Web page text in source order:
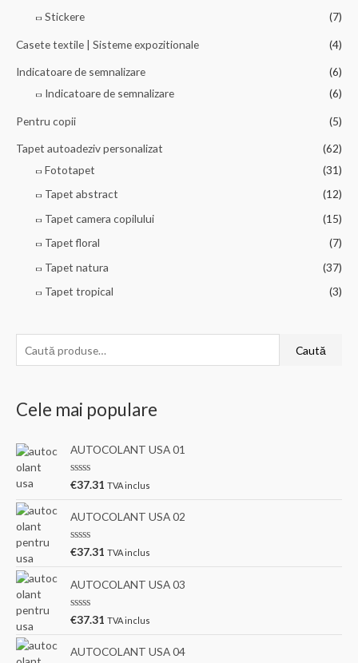
Stickere
(7)
Casete textile | Sisteme expozitionale (4)
Indicatoare de semnalizare
(6)
Indicatoare de semnalizare
(6)
Pentru copii (5)
Tapet autoadeziv personalizat
(62)
Fototapet
(31)
Tapet abstract
(12)
Tapet camera copilului
(15)
Tapet floral
(7)
Tapet natura
(37)
Tapet tropical
(3)
a
t
d
u
ă
:
Caută
Cele mai populare
AUTOCOLANT USA 01
E
l
u
a
t
l
d
i
n
5
€37.31 TVA inclus
AUTOCOLANT USA 02
E
l
u
a
l
d
€37.31 TVA inclus
AUTOCOLANT USA 03
E
l
u
€37.31 TVA inclus
AUTOCOLANT USA 04